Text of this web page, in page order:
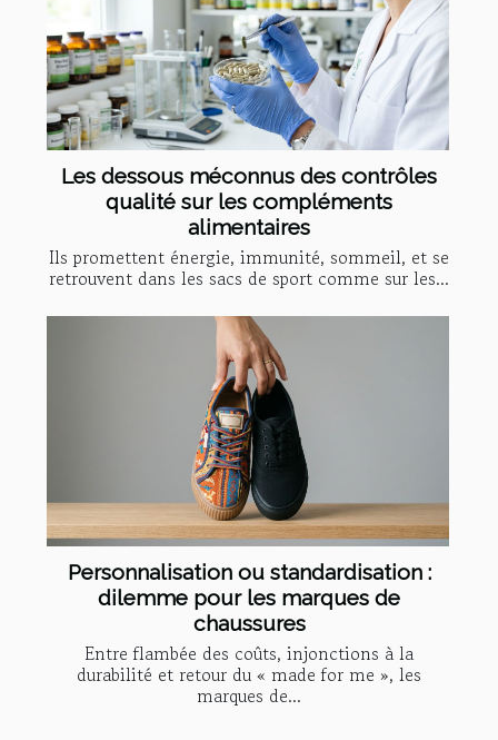
Les dessous méconnus des contrôles
qualité sur les compléments
alimentaires
Ils promettent énergie, immunité, sommeil, et se
retrouvent dans les sacs de sport comme sur les...
Personnalisation ou standardisation :
dilemme pour les marques de
chaussures
Entre flambée des coûts, injonctions à la
durabilité et retour du « made for me », les
marques de...